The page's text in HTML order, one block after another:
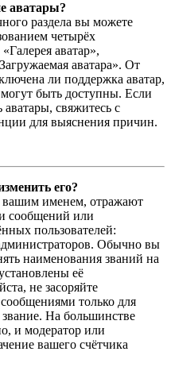
аватары?
раздела вы можете
четырёх
аватар»,
аватара». От
ли поддержка аватар,
быть доступны. Если
свяжитесь с
для выяснения причин.
его?
вашим именем, отражают
сообщений или
пользователей:
Обычно вы
наименования званий на
её
не засоряйте
только для
На большинстве
и модератор или
вашего счётчика